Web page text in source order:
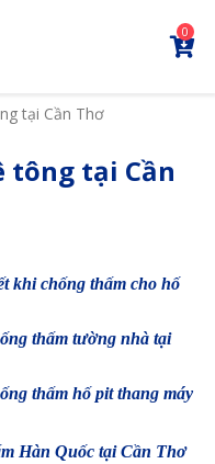
0
tại Cần Thơ
tông tại Cần
khi chống thấm cho hố
thấm tường nhà tại
thấm hố pit thang máy
Hàn Quốc tại Cần Thơ